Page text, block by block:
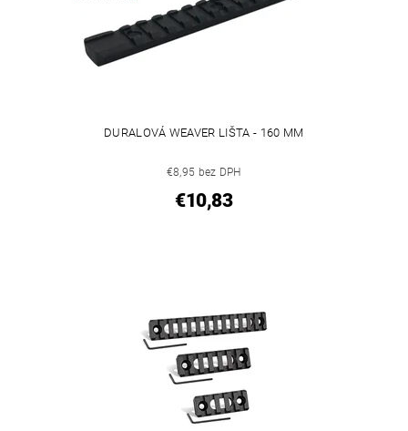
DURALOVÁ WEAVER LIŠTA - 160 MM
€8,95 bez DPH
€10,83